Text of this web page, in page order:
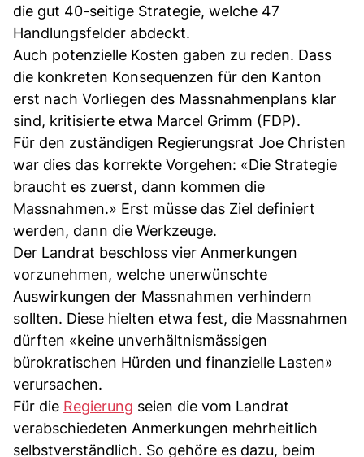
die gut 40-seitige Strategie, welche 47
Handlungsfelder abdeckt.
Auch potenzielle Kosten gaben zu reden. Dass
die konkreten Konsequenzen für den Kanton
erst nach Vorliegen des Massnahmenplans klar
sind, kritisierte etwa Marcel Grimm (FDP).
Für den zuständigen Regierungsrat Joe Christen
war dies das korrekte Vorgehen: «Die Strategie
braucht es zuerst, dann kommen die
Massnahmen.» Erst müsse das Ziel definiert
werden, dann die Werkzeuge.
Der Landrat beschloss vier Anmerkungen
vorzunehmen, welche unerwünschte
Auswirkungen der Massnahmen verhindern
sollten. Diese hielten etwa fest, die Massnahmen
dürften «keine unverhältnismässigen
bürokratischen Hürden und finanzielle Lasten»
verursachen.
Für die Regierung seien die vom Landrat
verabschiedeten Anmerkungen mehrheitlich
selbstverständlich. So gehöre es dazu, beim